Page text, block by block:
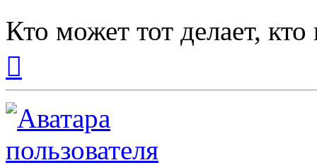
Кто может тот делает,
началу